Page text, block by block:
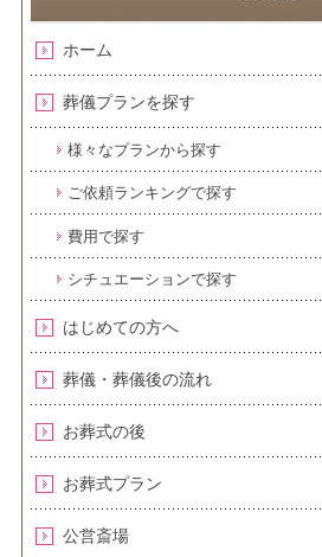
ホーム
葬儀プランを探す
様々なプランから探す
ご依頼ランキングで探す
費用で探す
シチュエーションで探す
はじめての方へ
葬儀・葬儀後の流れ
お葬式の後
お葬式プラン
公営斎場